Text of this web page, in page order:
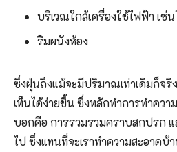
บริเวณใกล้เครื่องใช้ไฟฟ้า เช่
ริมผนังห้อง
ซึ่งฝุ่นถึงแม้จะมีปริมาณเท่าเดิมก็จริ
เห็นได้ง่ายขึ้น ซึ่งหลักทำการทำควา
บอกคือ การรวมรวมคราบสกปรก
ไป ซึ่งแทนที่จะเราทำความสะอาดบ้